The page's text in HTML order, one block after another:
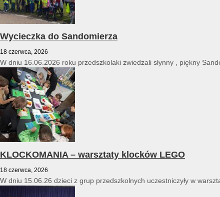
Wycieczka do Sandomierza
18 czerwca, 2026
W dniu 16.06.2026 roku przedszkolaki zwiedzali słynny , piękny
KLOCKOMANIA – warsztaty klocków LEGO
18 czerwca, 2026
W dniu 15.06.26 dzieci z grup przedszkolnych uczestniczyły w